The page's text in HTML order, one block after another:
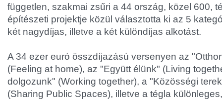
független, szakmai zsűri a 44 ország, közel 600,
építészeti projektje közül választotta ki az 5
két nagydíjas, illetve a két különdíjas alkotást.
A 34 ezer euró összdíjazású versenyen az
(Feeling at home), az "Együtt élünk" (Living
dolgozunk" (Working together), a "Közösségi
(Sharing Public Spaces), illetve a tégla